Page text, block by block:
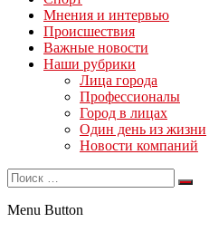
Мнения и интервью
Происшествия
Важные новости
Наши рубрики
Лица города
Профессионалы
Город в лицах
Один день из жизни
Новости компаний
Menu Button